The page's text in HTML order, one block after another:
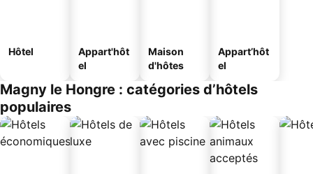
Hôtel
Appart'hôt
el
Maison
d'hôtes
Appart’hôt
el
Magny le Hongre : catégories d’hôtels
populaires